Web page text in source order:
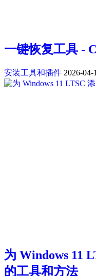
一键恢复工具 -
安装工具和插件 2026-04-
为 Windows 11
的工具和方法